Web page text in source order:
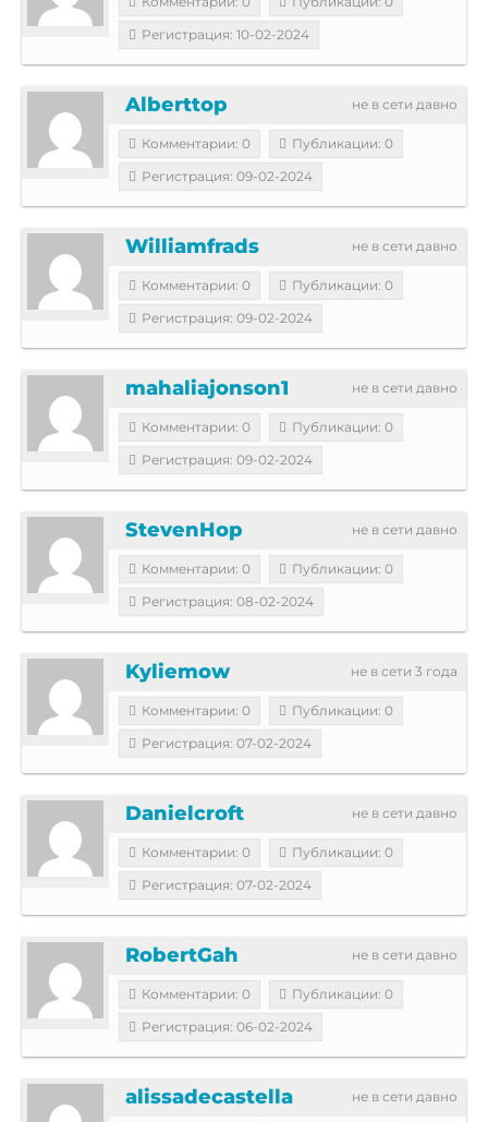
Регистрация: 10-02-2024
не в сети давно
Alberttop
Комментарии: 0
Публикации: 0
Регистрация: 09-02-2024
не в сети давно
Williamfrads
Комментарии: 0
Публикации: 0
Регистрация: 09-02-2024
не в сети давно
mahaliajonson1
Комментарии: 0
Публикации: 0
Регистрация: 09-02-2024
не в сети давно
StevenHop
Комментарии: 0
Публикации: 0
Регистрация: 08-02-2024
не в сети 3 года
Kyliemow
Комментарии: 0
Публикации: 0
Регистрация: 07-02-2024
не в сети давно
Danielcroft
Комментарии: 0
Публикации: 0
Регистрация: 07-02-2024
не в сети давно
RobertGah
Комментарии: 0
Публикации: 0
Регистрация: 06-02-2024
не в сети давно
alissadecastella